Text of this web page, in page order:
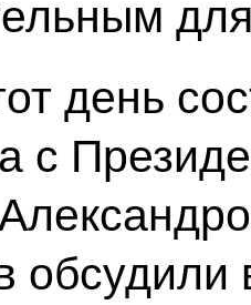
день
с